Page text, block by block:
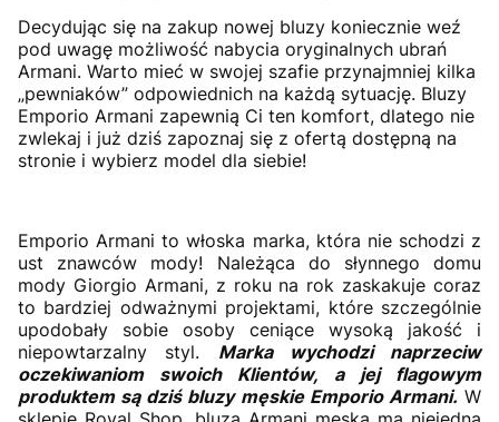
Decydując się na zakup nowej bluzy koniecznie weź
pod uwagę możliwość nabycia oryginalnych ubrań
Armani. Warto mieć w swojej szafie przynajmniej kilka
„pewniaków” odpowiednich na każdą sytuację. Bluzy
Emporio Armani zapewnią Ci ten komfort, dlatego nie
zwlekaj i już dziś zapoznaj się z ofertą dostępną na
stronie i wybierz model dla siebie!
Emporio Armani to włoska marka, która nie schodzi z
ust znawców mody! Należąca do słynnego domu
mody Giorgio Armani, z roku na rok zaskakuje coraz
to bardziej odważnymi projektami, które szczególnie
upodobały sobie osoby ceniące wysoką jakość i
niepowtarzalny styl. Marka wychodzi naprzeciw
oczekiwaniom swoich Klientów, a jej flagowym
produktem są dziś bluzy męskie Emporio Armani. W